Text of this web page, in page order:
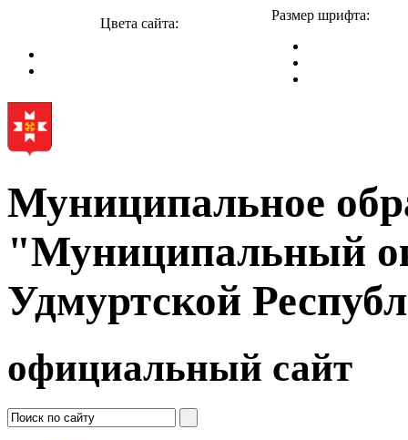
Цвета сайта:
Размер шрифта:
Муниципальное
"Муниципальный
Удмуртской
официальный сайт